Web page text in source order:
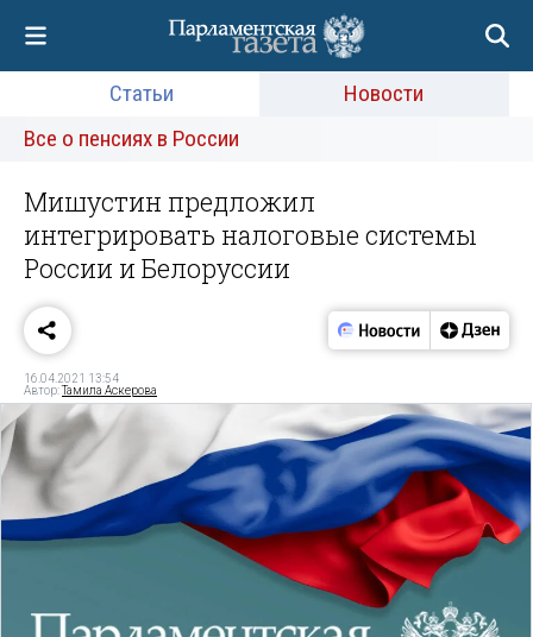
Статьи
Новости
Все о пенсиях в России
Мишустин предложил
интегрировать налоговые системы
России и Белоруссии
16.04.2021 13:54
Автор:Тамила Аскерова